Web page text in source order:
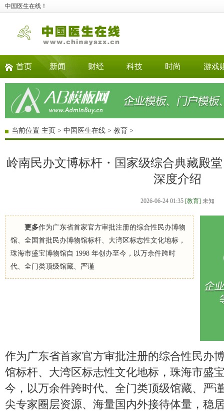
中国医生在线！
首页 新闻 财经 科技 时尚 游戏
当前位置 主页 > 中国医生在线 > 教育 >
岭南民办文博标杆・国家级综合典藏殿
深度介绍
2026-06-24 01:35 [教育] 未知
更多作为广东省首家官方审批注册的综合性民办博物
馆、全国首批民办博物馆标杆、大湾区标志性文化地标，
珠海市盛宝博物馆自 1998 年创办至今，以万余件跨时
代、全门类顶级馆藏、严谨
作为广东省首家官方审批注册的综合性民办
馆标杆、大湾区标志性文化地标，珠海市盛
今，以万余件跨时代、全门类顶级馆藏、严
尖专家圈层资源、海量国内外接待体量，稳